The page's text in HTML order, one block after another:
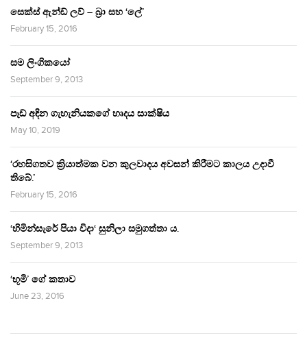
සෙක්ස් ඇන්ඩ් ලව් – බ්‍රා සහ ‘ලේ’
February 15, 2016
සම ලිංගිකයෝ
September 9, 2013
පෑඩ් අඳින ගැහැනියකගේ හෘදය සාක්ෂිය
May 10, 2019
‘රහසිගතව ක්‍රියාත්මක වන කුලවාදය අවසන් කිරීමට කාලය උදාවී
තිබේ.’
February 15, 2016
‘හිමින්සැරේ පියා විදා‘ සුනිලා සමුගත්තා ය.
September 9, 2013
‘භූමි’ ගේ කතාව
June 23, 2016